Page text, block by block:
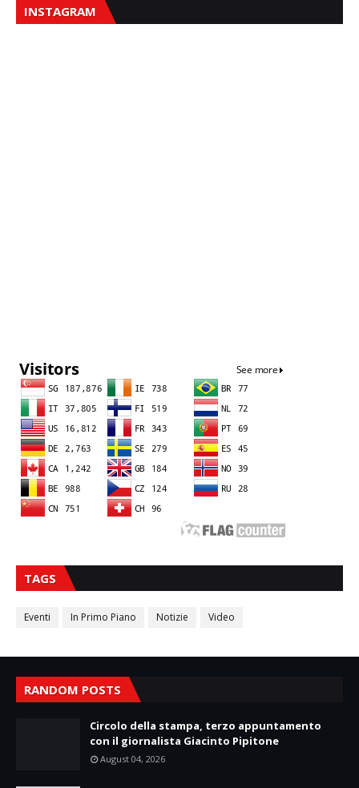
INSTAGRAM
TAGS
Eventi In Primo Piano Notizie Video
RANDOM POSTS
Circolo della stampa, terzo appuntamento
con il giornalista Giacinto Pipitone
August 04, 2026